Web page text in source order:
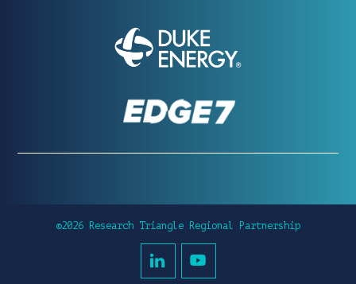
©2026 Research Triangle Regional Partnership